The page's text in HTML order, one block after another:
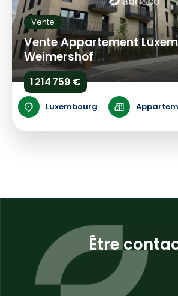
Vente
Vente Appartement
Weimershof
1 214 759 €
Luxembourg
Être